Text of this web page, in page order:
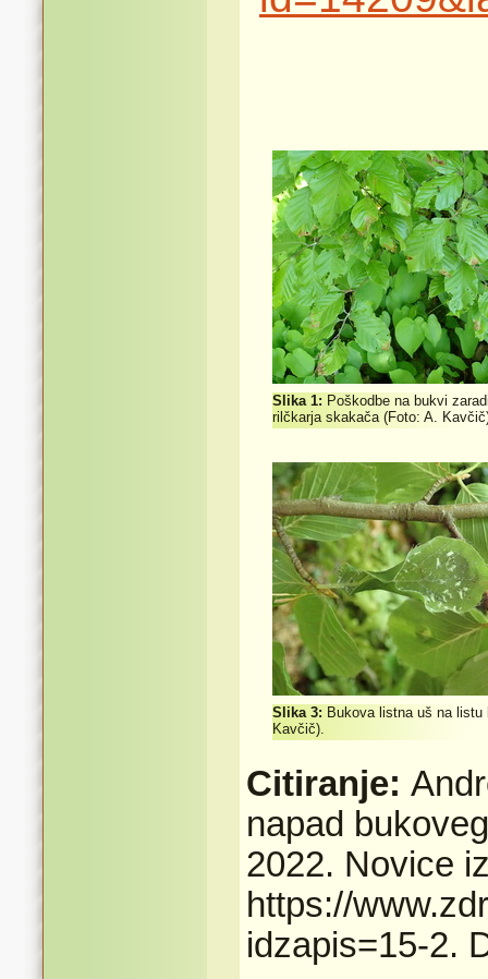
Slika 1: Poškodbe na bukvi
rilčkarja skakača (Foto: A.
Slika 3: Bukova listna uš na listu
Kavčič).
Citiranje:
napad
2022. Novice
https://
idzapis=15-2.